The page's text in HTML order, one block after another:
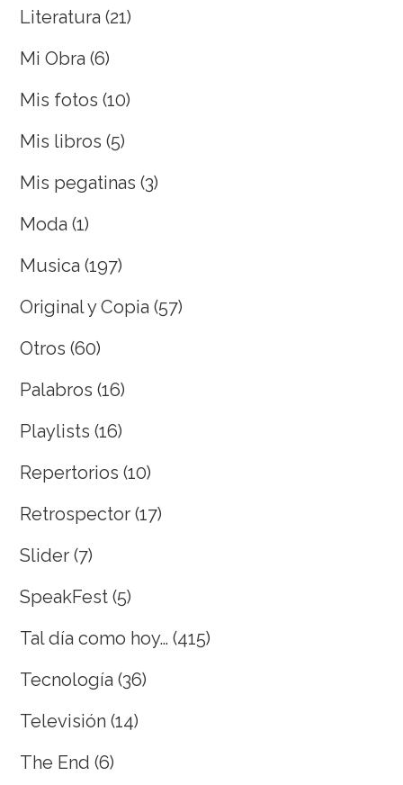
Literatura (21)
Mi Obra (6)
Mis fotos (10)
Mis libros (5)
Mis pegatinas (3)
Moda (1)
Musica (197)
Original y Copia (57)
Otros (60)
Palabros (16)
Playlists (16)
Repertorios (10)
Retrospector (17)
Slider (7)
SpeakFest (5)
Tal día como hoy… (415)
Tecnología (36)
Televisión (14)
The End (6)